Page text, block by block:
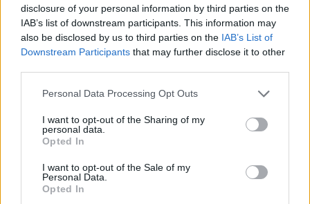
disclosure of your personal information by third parties on the
IAB’s list of downstream participants. This information may
also be disclosed by us to third parties on the IAB’s List of
Downstream Participants that may further disclose it to other
Please note that this website/app uses one or more Google
not limited to your visit or usage behaviour. You may click to
grant or deny consent to Google and its third-party tags to
use your data for below specified purposes in below Google
consent section.
Personal Data Processing Opt Outs
I want to opt-out of the Sharing of my
personal data.
Opted In
I want to opt-out of the Sale of my
Personal Data.
Opted In
PIKNIK ITALOK: ÍZEK ÉS ÉLMÉNYEK A SZABADBAN
támad kedve kirándulni a természetbe.